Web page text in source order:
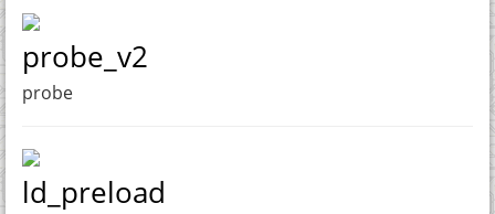
probe_v2
probe
ld_preload